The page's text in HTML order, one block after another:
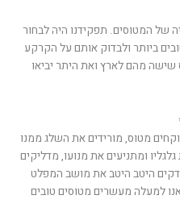
של המטוסים. תפקידנו היה לבחור
ה-30 החדשים והטובים ביותר ולבדוק אותם על הקרקע
שישה מהם לארץ ואת היתר יביאו
מטוס, מורידים את השלג ממנו
ומתניעים את מנועו, מדליקים
היטב היטב את מושב המפלט
למעלה מעשרים מטוסים טובים